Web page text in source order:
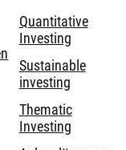
Quantitative
Investing
Sustainable
investing
Thematic
Investing